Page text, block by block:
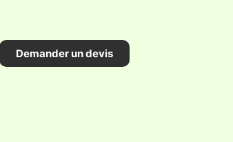
Demander un devis